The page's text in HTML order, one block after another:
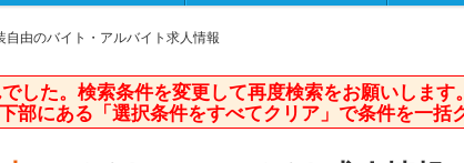
自由のバイト・アルバイト求人情報
した。検索条件を変更して再度検索をお願いします
部にある「選択条件をすべてクリア」で条件を一括